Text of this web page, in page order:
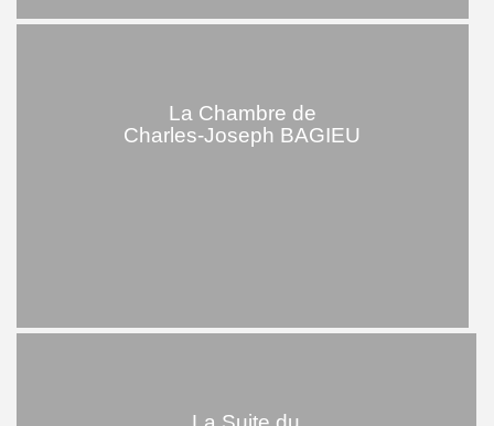
La Chambre de
Charles-Joseph BAGIEU